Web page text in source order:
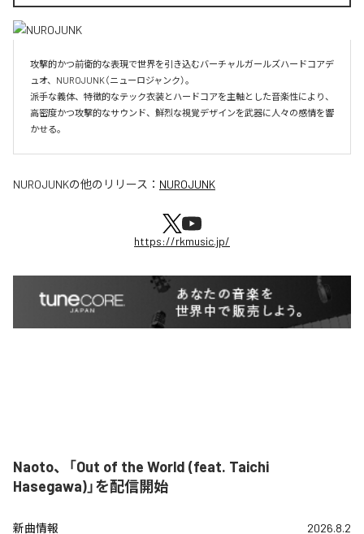
攻撃的かつ前衛的な表現で世界を引き込むバーチャルガールズハードコアデ
ュオ、NUROJUNK（ニューロジャンク）。
派手な義体、特徴的なテック衣装とハードコアを主軸とした音楽性により、
高密度かつ攻撃的なサウンド、鮮烈な視覚デザインを武器に人々の感情を響
かせる。
NUROJUNKの他のリリース： NUROJUNK
https://rkmusic.jp/
Naoto、「Out of the World (feat. Taichi
Hasegawa)」を配信開始
新曲情報 2026.8.2